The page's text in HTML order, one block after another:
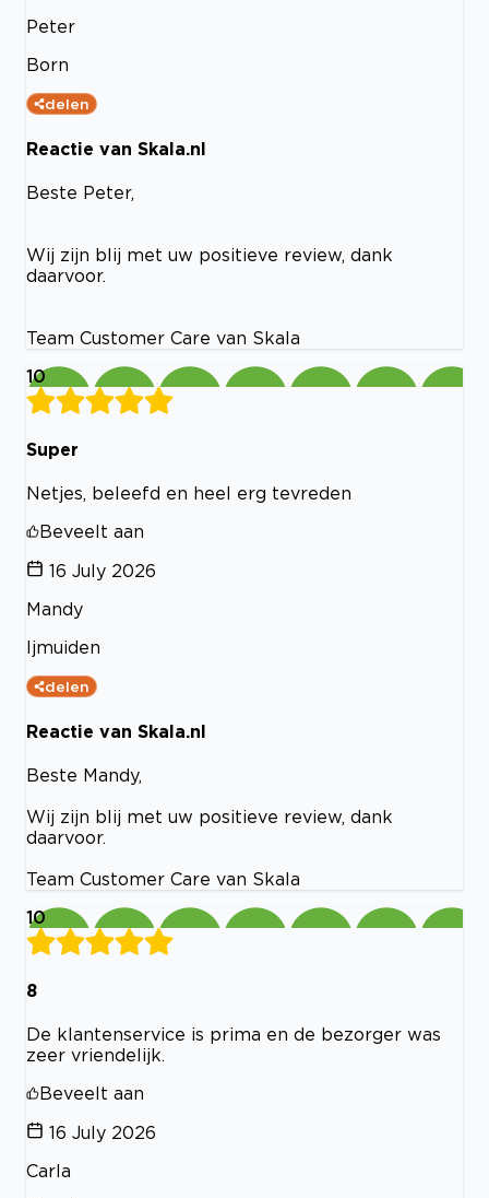
Peter
Born
delen
Reactie van Skala.nl
Beste Peter,
Wij zijn blij met uw positieve review, dank
daarvoor.
Team Customer Care van Skala
10
Super
Netjes, beleefd en heel erg tevreden
Beveelt aan
16 July 2026
Mandy
Ijmuiden
delen
Reactie van Skala.nl
Beste Mandy,
Wij zijn blij met uw positieve review, dank
daarvoor.
Team Customer Care van Skala
10
8
De klantenservice is prima en de bezorger was
zeer vriendelijk.
Beveelt aan
16 July 2026
Carla